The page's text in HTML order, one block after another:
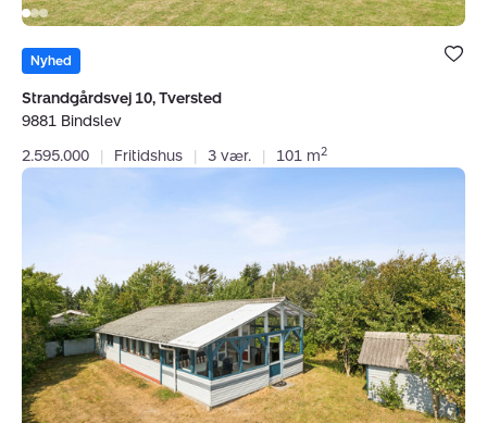
Bolig er
under dine
Nyhed
Strandgårdsvej 10, Tversted
9881 Bindslev
2.595.000
| Fritidshus | 3 vær. | 101 m2
14,
Tversted,
9881
Bindslev